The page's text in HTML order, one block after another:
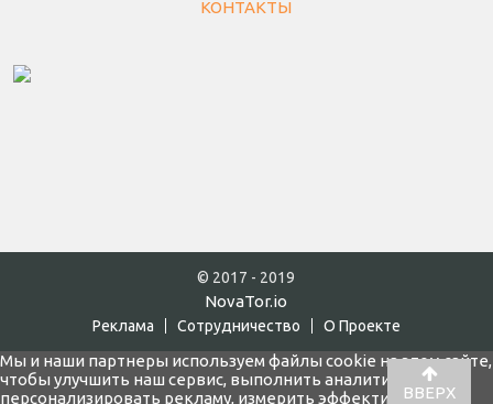
КОНТАКТЫ
© 2017 - 2019
NovaTor.io
Реклама Cотрудничество О Проекте
ВВЕРХ
Мы и наши партнеры используем файлы cookie на этом сайте,
чтобы улучшить наш сервис, выполнить аналитику,
персонализировать рекламу, измерить эффективность